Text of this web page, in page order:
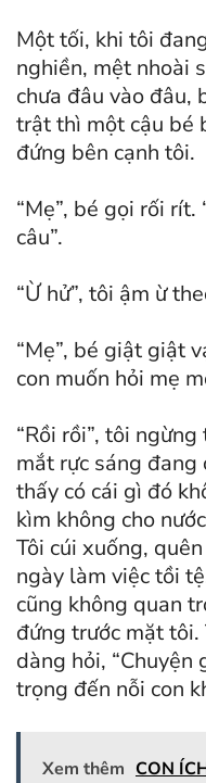
Một tối, khi tôi
nghiền, mệt nhoài
chưa đâu vào đâu,
trật thì một cậu bé
đứng bên cạnh tôi.
“Mẹ”, bé gọi rối
câu”.
“Ừ hử”, tôi ậm ừ
“Mẹ”, bé giật giật
con muốn hỏi mẹ
“Rồi rồi”, tôi
mắt rực sáng đang
thấy có cái gì đó
kìm không cho
Tôi cúi xuống,
ngày làm việc tồi
cũng không quan
đứng trước mặt tôi.
dàng hỏi, “Chuyện
trọng đến nỗi con
Xem thêm CON